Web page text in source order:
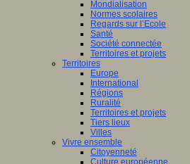
Mondialisation
Normes scolaires
Regards sur l’Ecole
Santé
Société connectée
Territoires et projets
Territoires
Europe
International
Régions
Ruralité
Territoires et projets
Tiers lieux
Villes
Vivre ensemble
Citoyenneté
Culture européenne